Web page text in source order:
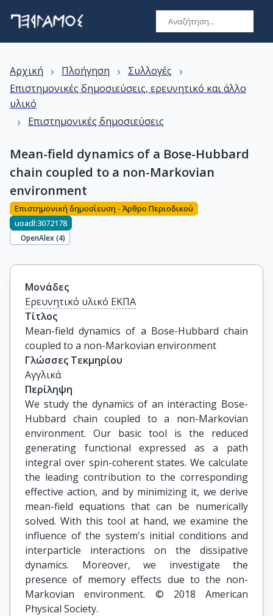
Αρχική › Πλοήγηση › Συλλογές ›
Επιστημονικές δημοσιεύσεις, ερευνητικό και άλλο
υλικό
› Επιστημονικές δημοσιεύσεις
Mean-field dynamics of a Bose-Hubbard
chain coupled to a non-Markovian
environment
Επιστημονική δημοσίευση - Άρθρο Περιοδικού
uoadl:3072178
OpenAlex (4)
Μονάδες
Ερευνητικό υλικό ΕΚΠΑ
Τίτλος
Mean-field dynamics of a Bose-Hubbard chain
coupled to a non-Markovian environment
Γλώσσες Τεκμηρίου
Αγγλικά
Περίληψη
We study the dynamics of an interacting Bose-
Hubbard chain coupled to a non-Markovian
environment. Our basic tool is the reduced
generating functional expressed as a path
integral over spin-coherent states. We calculate
the leading contribution to the corresponding
effective action, and by minimizing it, we derive
mean-field equations that can be numerically
solved. With this tool at hand, we examine the
influence of the system's initial conditions and
interparticle interactions on the dissipative
dynamics. Moreover, we investigate the
presence of memory effects due to the non-
Markovian environment. © 2018 American
Physical Society.